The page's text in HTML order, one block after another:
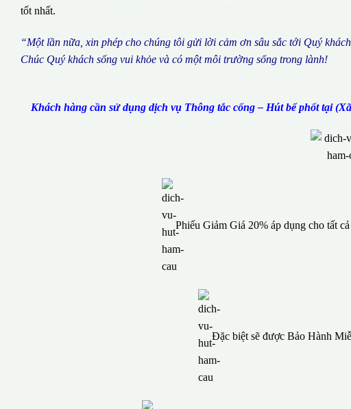
tốt nhất.
“Một lần nữa, xin phép cho chúng tôi gửi lời cảm ơn sâu sắc tới Quý khá
Chúc Quý khách sống vui khỏe và có một môi trường sống trong lành!
Khách hàng cần sử dụng dịch vụ Thông tắc cống – Hút bể phốt tại
Phiếu Giảm Giá 20% áp dụng cho tất
Đặc biệt sẽ được Bảo Hành